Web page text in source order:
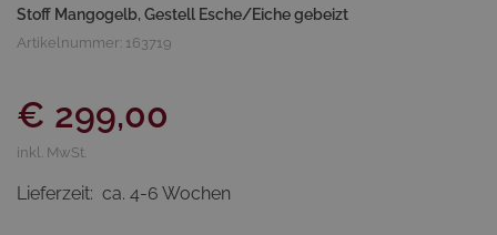
Stoff Mangogelb, Gestell Esche/Eiche gebeizt
Artikelnummer: 163719
€ 299,00
inkl. MwSt.
Lieferzeit: ca. 4-6 Wochen